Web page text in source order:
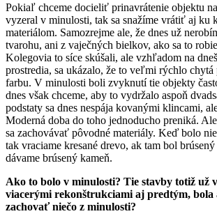
Pokiaľ chceme docieliť prinavrátenie objektu
vyzeral v minulosti, tak sa snažíme vrátiť aj ku
materiálom. Samozrejme ale, že dnes už
tvarohu, ani z vaječných bielkov, ako sa to
Kolegovia to síce skúšali, ale vzhľadom na
prostredia, sa ukázalo, že to veľmi rýchlo chytá
farbu. V minulosti boli zvyknutí tie objekty
dnes však chceme, aby to vydržalo aspoň
podstaty sa dnes nespája kovanými klincami,
Moderná doba do toho jednoducho preniká.
sa zachovávať pôvodné materiály. Keď bolo
tak vraciame kresané drevo, ak tam bol
dávame brúsený kameň.
Ako to bolo v minulosti? Tie stavby totiž už
viacerými rekonštrukciami aj predtým, bola
zachovať niečo z minulosti?